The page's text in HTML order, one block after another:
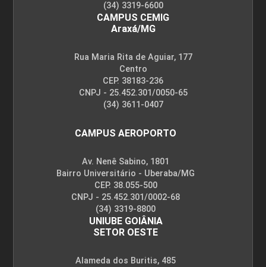
(34) 3319-6600
CAMPUS CEMIG
Araxá/MG
Rua Maria Rita de Aguiar, 177
Centro
CEP. 38183-236
CNPJ - 25.452.301/0050-65
(34) 3611-0407
CAMPUS AEROPORTO
Av. Nenê Sabino, 1801
Bairro Universitário - Uberaba/MG
CEP. 38.055-500
CNPJ - 25.452.301/0002-68
(34) 3319-8800
UNIUBE GOIÂNIA
SETOR OESTE
Alameda dos Buritis, 485